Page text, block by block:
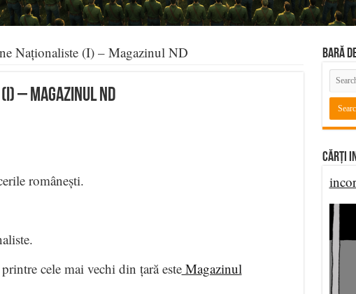
Naționaliste (I) – Magazinul ND
– Magazinul ND
românești.
cele mai vechi din țară esteMagazinul
BARĂ
Cărți